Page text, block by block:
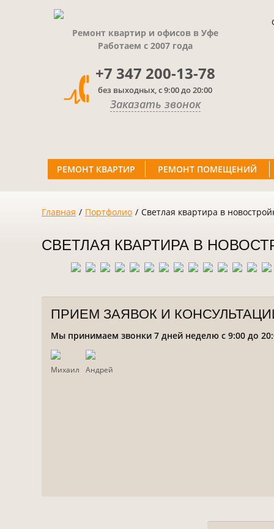
Ремонт квартир и офисов в Уфе
Работаем с 2007 года
+7 347 200-13-78
без выходных, с 9:00 до 20:00
Заказать звонок
РЕМОНТ КВАРТИР РЕМОНТ ПОМЕЩЕНИЙ
Главная / Портфолио / Светлая квартира в
СВЕТЛАЯ КВАРТИРА В
ПРИЕМ ЗАЯВОК И
Мы принимаем звонки 7 дней неделю с 9:00 до
Михаил Андрей